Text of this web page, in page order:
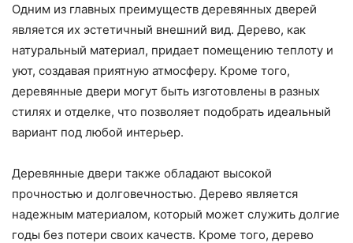
Одним из главных преимуществ деревянных дверей
является их эстетичный внешний вид. Дерево, как
натуральный материал, придает помещению теплоту и
уют, создавая приятную атмосферу. Кроме того,
деревянные двери могут быть изготовлены в разных
стилях и отделке, что позволяет подобрать идеальный
вариант под любой интерьер.
Деревянные двери также обладают высокой
прочностью и долговечностью. Дерево является
надежным материалом, который может служить долгие
годы без потери своих качеств. Кроме того, дерево